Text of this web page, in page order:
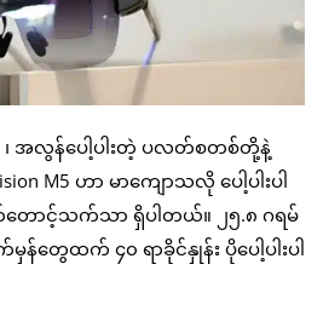
အလွန်ပေါ့ပါးတဲ့ ပလတ်စတစ်တို့နဲ့
M5 ဟာ မာကျောသလို ပေါ့ပါးပါ
ာင့်သက်သာ ရှိပါတယ်။ ၂၅.၈ ဂရမ်
က်မှန်တွေထက် ၄၀ ရာခိုင်နှုန်း ပိုပေါ့ပါးပါ